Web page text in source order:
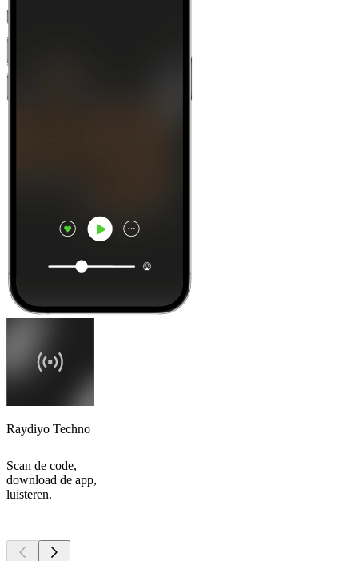
Raydiyo Techno
Scan de code,
download de app,
luisteren.